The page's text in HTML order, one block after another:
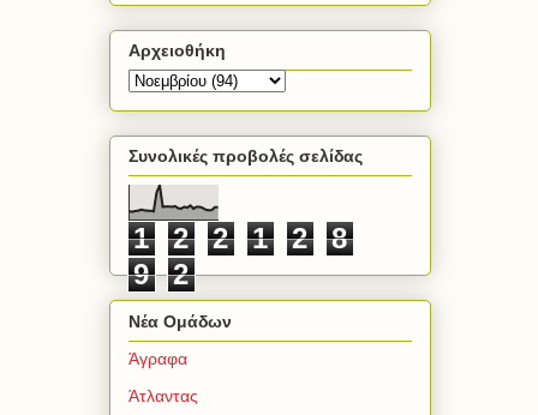
Αρχειοθήκη
Συνολικές προβολές σελίδας
1 2 2 1 2
8
9
2
Νέα Ομάδων
Άγραφα
Άτλαντας